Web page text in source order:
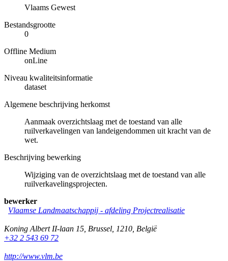
Vlaams Gewest
Bestandsgrootte
0
Offline Medium
onLine
Niveau kwaliteitsinformatie
dataset
Algemene beschrijving herkomst
Aanmaak overzichtslaag met de toestand van alle
ruilverkavelingen van landeigendommen uit kracht van de
wet.
Beschrijving bewerking
Wijziging van de overzichtslaag met de toestand van alle
ruilverkavelingsprojecten.
bewerker
Vlaamse Landmaatschappij - afdeling Projectrealisatie
Koning Albert II-laan 15 Brussel 1210 België
+32 2 543 69 72
http://www.vlm.be